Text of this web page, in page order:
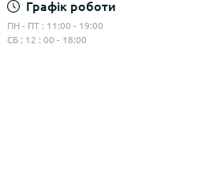
Графік роботи
ПН - ПТ : 11:00 - 19:00
СБ : 12 : 00 - 18:00